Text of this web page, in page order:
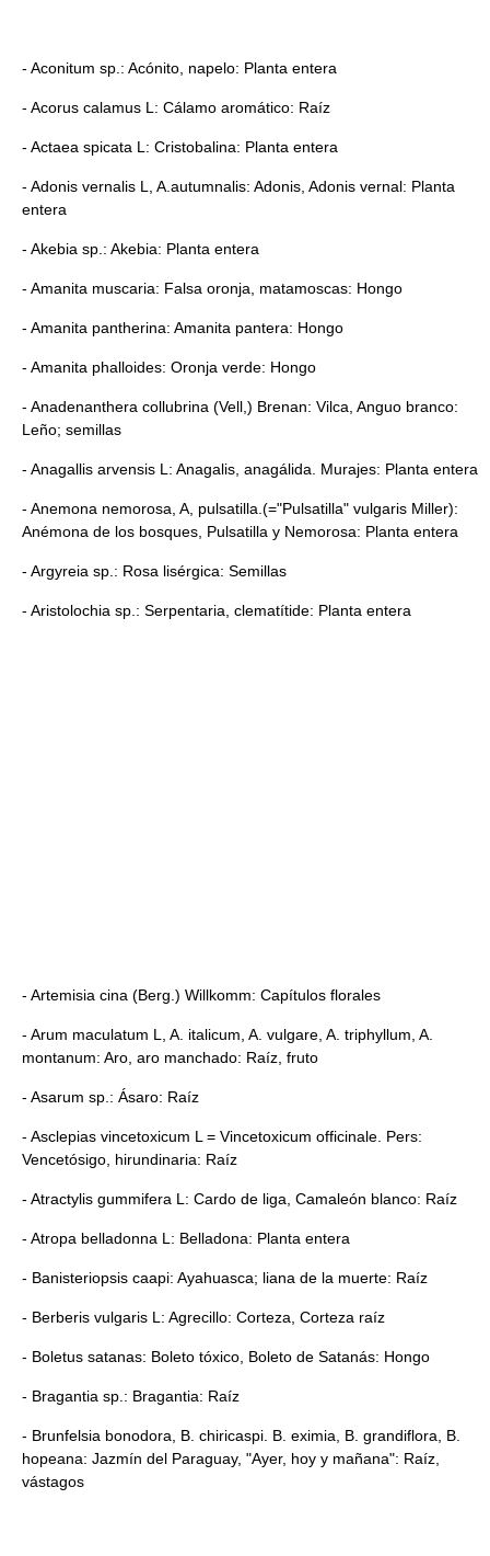
- Aconitum sp.: Acónito, napelo: Planta entera
- Acorus calamus L: Cálamo aromático: Raíz
- Actaea spicata L: Cristobalina: Planta entera
- Adonis vernalis L, A.autumnalis: Adonis, Adonis vernal: Planta
entera
- Akebia sp.: Akebia: Planta entera
- Amanita muscaria: Falsa oronja, matamoscas: Hongo
- Amanita pantherina: Amanita pantera: Hongo
- Amanita phalloides: Oronja verde: Hongo
- Anadenanthera collubrina (Vell,) Brenan: Vilca, Anguo branco:
Leño; semillas
- Anagallis arvensis L: Anagalis, anagálida. Murajes: Planta entera
- Anemona nemorosa, A, pulsatilla.(="Pulsatilla" vulgaris Miller):
Anémona de los bosques, Pulsatilla y Nemorosa: Planta entera
- Argyreia sp.: Rosa lisérgica: Semillas
- Aristolochia sp.: Serpentaria, clematítide: Planta entera
- Artemisia cina (Berg.) Willkomm: Capítulos florales
- Arum maculatum L, A. italicum, A. vulgare, A. triphyllum, A.
montanum: Aro, aro manchado: Raíz, fruto
- Asarum sp.: Ásaro: Raíz
- Asclepias vincetoxicum L = Vincetoxicum officinale. Pers:
Vencetósigo, hirundinaria: Raíz
- Atractylis gummifera L: Cardo de liga, Camaleón blanco: Raíz
- Atropa belladonna L: Belladona: Planta entera
- Banisteriopsis caapi: Ayahuasca; liana de la muerte: Raíz
- Berberis vulgaris L: Agrecillo: Corteza, Corteza raíz
- Boletus satanas: Boleto tóxico, Boleto de Satanás: Hongo
- Bragantia sp.: Bragantia: Raíz
- Brunfelsia bonodora, B. chiricaspi. B. eximia, B. grandiflora, B.
hopeana: Jazmín del Paraguay, "Ayer, hoy y mañana": Raíz,
vástagos